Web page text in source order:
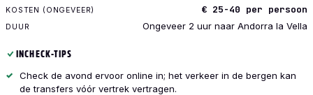
€ 25-40 per persoon
Ongeveer 2 uur naar Andorra la Vella
INCHECK-TIPS
Check de avond ervoor online in; het verkeer in de bergen kan
de transfers vóór vertrek vertragen.